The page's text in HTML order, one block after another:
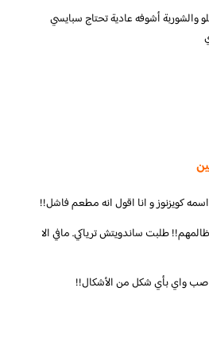
والشوربة أشوفه عادية تحتاج سبايسي
كويزنوز و انا اقول انه مطعم فاشل!!
طلبت ساندويتش ترياكي. مافي الا
واي بأي شكل من الأشكال!!